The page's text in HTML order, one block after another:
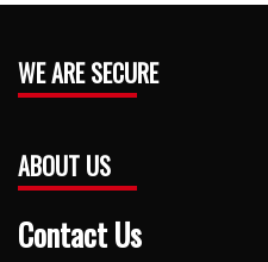
WE ARE SECURE
ABOUT US
Contact Us